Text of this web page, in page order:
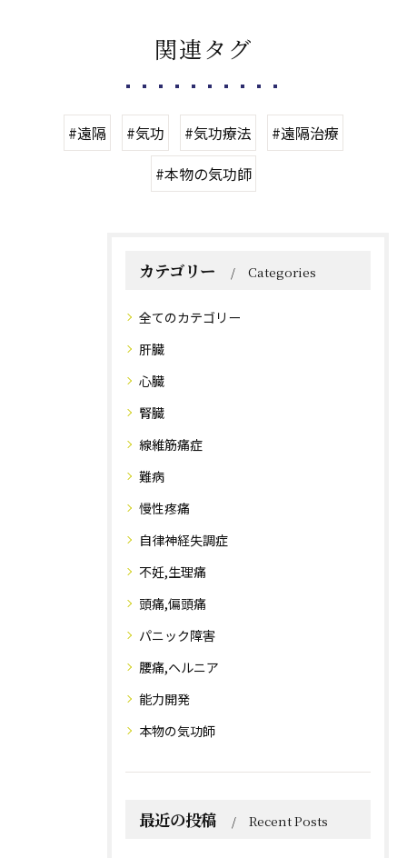
関連タグ
#遠隔 #気功 #気功療法
#遠隔治療
#本物の気功師
カテゴリー Categories
全てのカテゴリー
肝臓
心臓
腎臓
線維筋痛症
難病
慢性疼痛
自律神経失調症
不妊,生理痛
頭痛,偏頭痛
パニック障害
腰痛,ヘルニア
能力開発
本物の気功師
最近の投稿 Recent Posts